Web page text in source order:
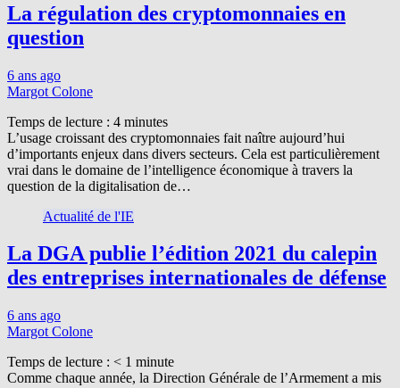
La régulation des cryptomonnaies en
question
6 ans ago
Margot Colone
Temps de lecture : 4 minutes
L’usage croissant des cryptomonnaies fait naître aujourd’hui
d’importants enjeux dans divers secteurs. Cela est particulièrement
vrai dans le domaine de l’intelligence économique à travers la
question de la digitalisation de…
Actualité de l'IE
La DGA publie l’édition 2021 du calepin
des entreprises internationales de défense
6 ans ago
Margot Colone
Temps de lecture : < 1 minute
Comme chaque année, la Direction Générale de l’Armement a mis